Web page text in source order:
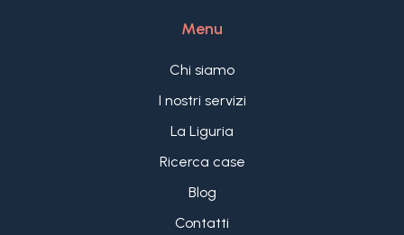
Menu
Chi siamo
I nostri servizi
La Liguria
Ricerca case
Blog
Contatti